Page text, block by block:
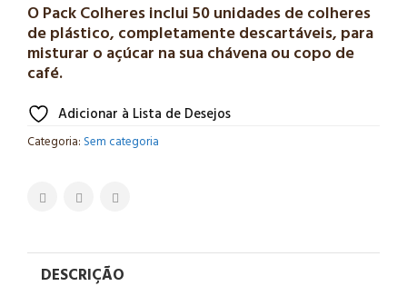
O Pack Colheres inclui 50 unidades de colheres
de plástico, completamente descartáveis, para
misturar o açúcar na sua chávena ou copo de
café.
Adicionar à Lista de Desejos
Categoria: Sem categoria
DESCRIÇÃO